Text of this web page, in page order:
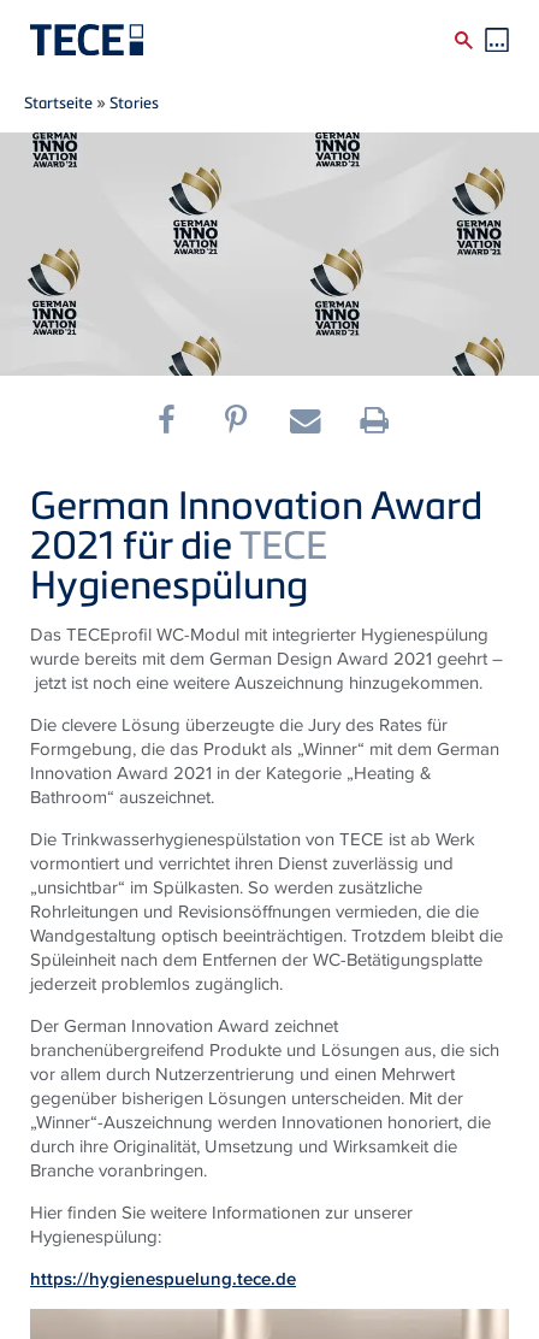
Direkt zum Inhalt
Breadcrumb
Startseite »Stories
German Innovation Award
2021 für dieTECE
Hygienespülung
DasTECEprofil WC-Modul mit integrierter Hygienespülung
wurde bereits mit dem German Design Award 2021 geehrt–
jetzt ist noch eine weitere Auszeichnung hinzugekommen.
Die clevere Lösung überzeugte die Jury des Rates für
Formgebung, die das Produkt als „Winner“ mit dem German
Innovation Award 2021 in der Kategorie „Heating &
Bathroom“ auszeichnet.
Die Trinkwasserhygienespülstation vonTECE ist ab Werk
vormontiert und verrichtet ihren Dienst zuverlässig und
„unsichtbar“ im Spülkasten. So werden zusätzliche
Rohrleitungen und Revisionsöffnungen vermieden, die die
Wandgestaltung optisch beeinträchtigen. Trotzdem bleibt die
Spüleinheit nach dem Entfernen der WC-Betätigungsplatte
jederzeit problemlos zugänglich.
Der German Innovation Award zeichnet
branchenübergreifend Produkte und Lösungen aus, die sich
vor allem durch Nutzerzentrierung und einen Mehrwert
gegenüber bisherigen Lösungen unterscheiden. Mit der
„Winner“-Auszeichnung werden Innovationen honoriert, die
durch ihre Originalität, Umsetzung und Wirksamkeit die
Branche voranbringen.
Hier finden Sie weitere Informationen zur unserer
Hygienespülung:
https://hygienespuelung.tece.de